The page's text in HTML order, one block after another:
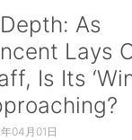
As
Lays
Is Its
04月01日